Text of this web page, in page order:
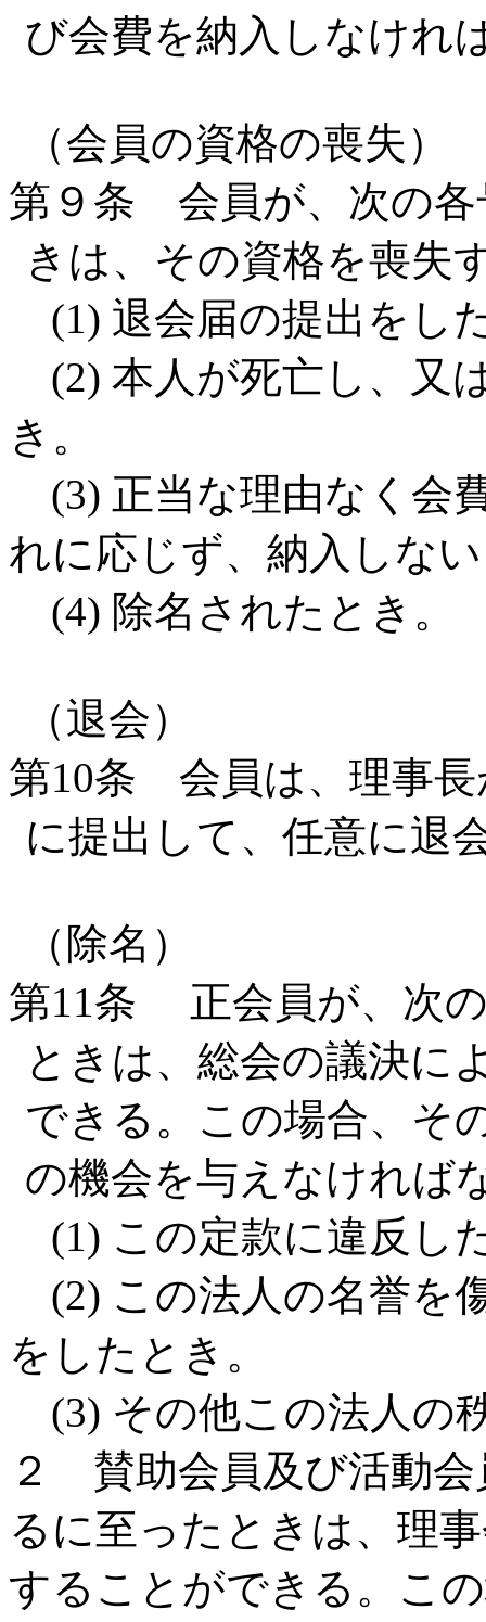
び会費を納入しなけれ
（会員の資格の喪失）
第９条 会員が、次の各
きは、その資格を喪失
(1) 退会届の提出をし
(2) 本人が死亡し、又
き。
(3) 正当な理由なく会
れに応じず、納入しな
(4) 除名されたとき。
（退会）
第10条 会員は、理事長
に提出して、任意に退
（除名）
第11条 正会員が、次
ときは、総会の議決に
できる。この場合、そ
の機会を与えなければ
(1) この定款に違反し
(2) この法人の名誉を
をしたとき。
(3) その他この法人の
２ 賛助会員及び活動会
るに至ったときは、理
することができる。こ